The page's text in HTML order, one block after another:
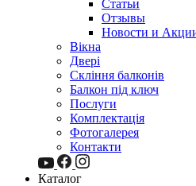
Статьи
Отзывы
Новости и
Вікна
Двері
Скління балконів
Балкон під ключ
Послуги
Комплектація
Фотогалерея
Контакти
Каталог